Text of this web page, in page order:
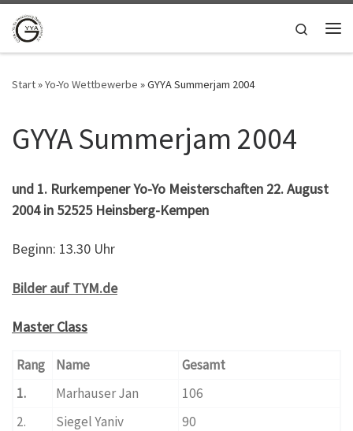
Zum Inhalt springen
Search
Start»Yo-Yo Wettbewerbe »GYYA Summerjam 2004
GYYA Summerjam 2004
und 1. Rurkempener Yo-Yo Meisterschaften 22. August
2004 in 52525 Heinsberg-Kempen
Beginn: 13.30 Uhr
Bilder auf TYM.de
Master Class
Rang Name
Gesamt
1.
Marhauser Jan
106
2.
Siegel Yaniv
90